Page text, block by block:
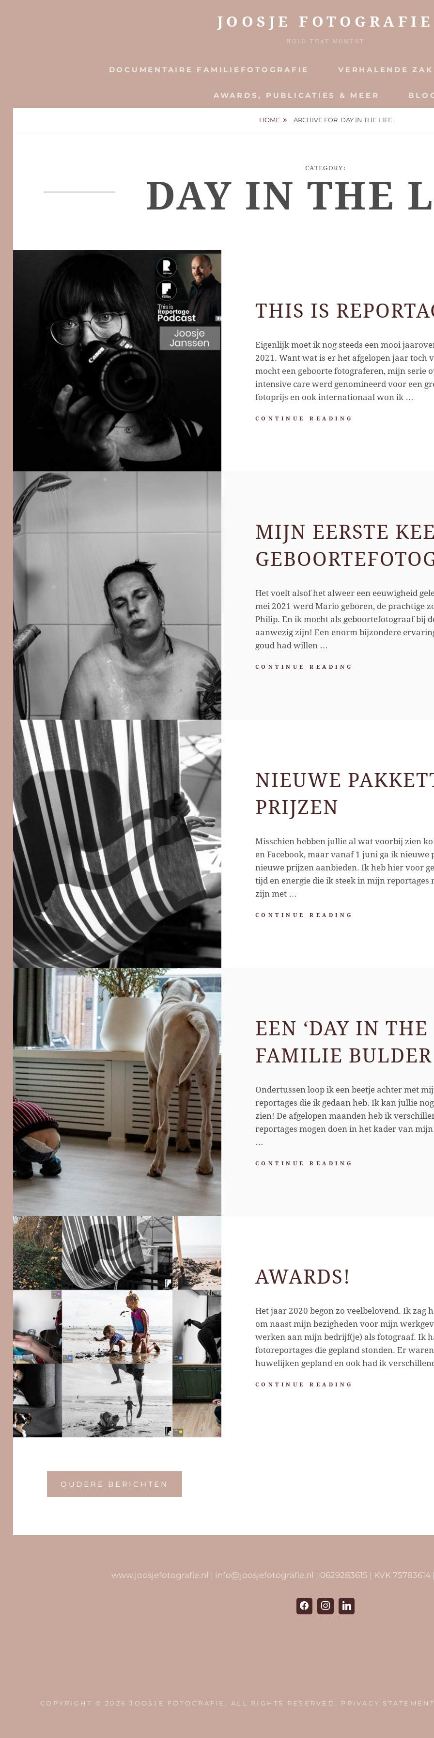
JOOSJE FOTOGRAFIE
HOLD THAT MOMENT
DOCUMENTAIRE FAMILIEFOTOGRAFIE VERHALENDE
AWARDS, PUBLICATIES & MEER
HOME ARCHIVE FOR DAY IN THE LIFE
CATEGORY:
DAY IN THE
THIS IS
Eigenlijk moet ik nog steeds een mooi
2021. Want wat is er het afgelopen jaar toch
mocht een geboorte fotograferen, mijn serie
intensive care werd genomineerd voor een
fotoprijs en ook internationaal won ik …
CONTINUE READING
MIJN EERSTE
Het voelt alsof het alweer een eeuwigheid
mei 2021 werd Mario geboren, de prachtige
Philip. En ik mocht als geboortefotograaf bij
aanwezig zijn! Een enorm bijzondere
goud had willen …
CONTINUE READING
NIEUWE
PRIJZEN
Misschien hebben jullie al wat voorbij zien
en Facebook, maar vanaf 1 juni ga ik nieuwe
nieuwe prijzen aanbieden. Ik heb hier voor
tijd en energie die ik steek in mijn reportages
zijn met …
CONTINUE READING
EEN ‘DAY IN
FAMILIE BULDER
Ondertussen loop ik een beetje achter met
reportages die ik gedaan heb. Ik kan jullie
zien! De afgelopen maanden heb ik
reportages mogen doen in het kader van
…
CONTINUE READING
AWARDS!
Het jaar 2020 begon zo veelbelovend. Ik zag
om naast mijn bezigheden voor mijn
werken aan mijn bedrijf(je) als fotograaf. Ik
fotoreportages die gepland stonden. Er
huwelijken gepland en ook had ik
CONTINUE READING
BerichtenOUDERE BERICHTEN
www.joosjefotografie.nl | info@joosjefotografie.nl | 0629283615 | KVK 75783614 |
COPYRIGHT © 2026JOOSJE FOTOGRAFIE . ALL RIGHTS RESERVED. PRIVACY STATEMENT